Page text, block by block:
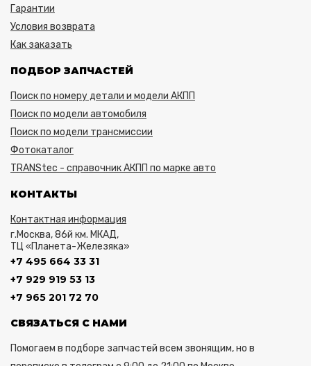
Гарантии
Условия возврата
Как заказать
ПОДБОР ЗАПЧАСТЕЙ
Поиск по номеру детали и модели АКПП
Поиск по модели автомобиля
Поиск по модели трансмиссии
Фотокаталог
TRANStec - справочник АКПП по марке авто
КОНТАКТЫ
Контактная информация
г.Москва, 86й км. МКАД,
ТЦ «Планета-Железяка»
+7 495 664 33 31
+7 929 919 53 13
+7 965 201 72 70
СВЯЗАТЬСЯ С НАМИ
Помогаем в подборе запчастей всем звонящим, но в